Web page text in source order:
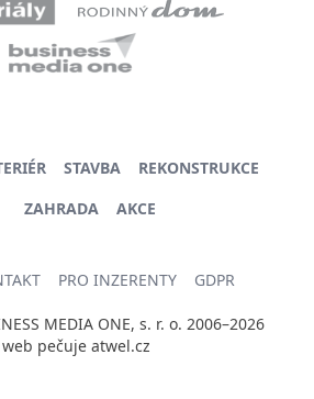
STAVBA
REKONSTRUKCE
ZAHRADA
AKCE
PRO INZERENTY GDPR
MEDIA ONE, s. r. o. 2006–2026